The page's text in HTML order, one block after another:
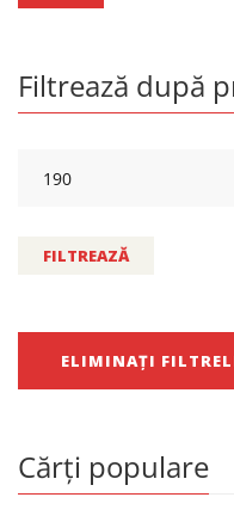
Filtrează după
FILTREAZĂ
ELIMINAȚI
Cărți populare